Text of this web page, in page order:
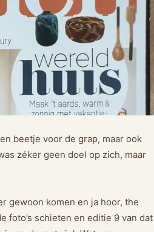
beetje voor de grap, maar ook
zéker geen doel op zich, maar
gewoon komen en ja hoor, the
foto’s schieten en editie 9 van dat